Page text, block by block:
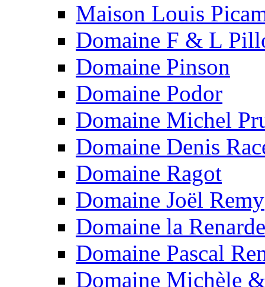
Maison Louis
Domaine F & L
Domaine Pinson
Domaine Podor
Domaine Michel
Domaine Denis
Domaine Ragot
Domaine Joël Remy
Domaine la Renarde
Domaine Pascal
Domaine Michèle